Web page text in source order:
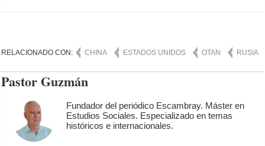
RELACIONADO CON: CHINA ESTADOS UNIDOS OTAN RUSIA
Pastor Guzmán
Fundador del periódico Escambray. Máster en
Estudios Sociales. Especializado en temas
históricos e internacionales.